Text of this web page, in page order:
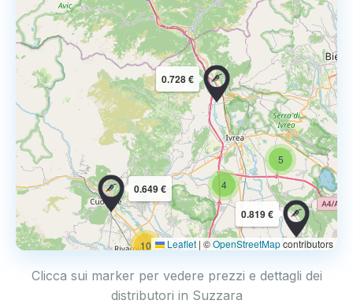
10
4
5
0.819 €
0.649 €
0.728 €
Leaflet | ©OpenStreetMapcontributors
Clicca sui marker per vedere prezzi e dettagli dei
distributori in Suzzara